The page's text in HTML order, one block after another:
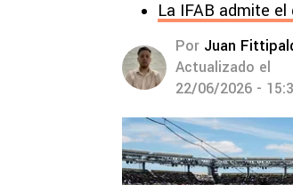
La IFAB admite
Por Juan
Actualizado el
22/06/2026 -